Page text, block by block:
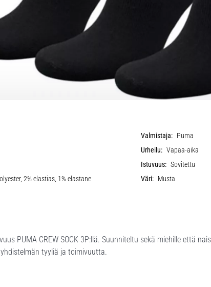
Valmistaja: Puma
Urheilu: Vapaa-aika
Istuvuus: Sovitettu
2% elastias, 1% elastane Väri: Musta
PUMA CREW SOCK 3P:llä. Suunniteltu sekä miehille että
tyyliä ja toimivuutta.